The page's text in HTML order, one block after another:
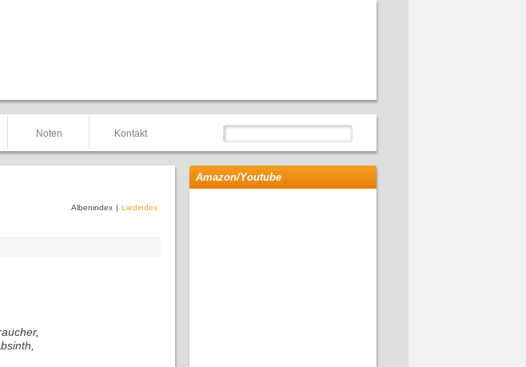
Noten Kontakt
Albenindex | Liedindex
Amazon/Youtube